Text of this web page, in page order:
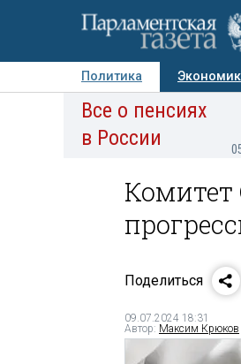
Политика
Авторы Персоны
Все о пенсиях
в России
Комитет
Поделиться
09.07.2024 18:31
Автор: Максим Крюков